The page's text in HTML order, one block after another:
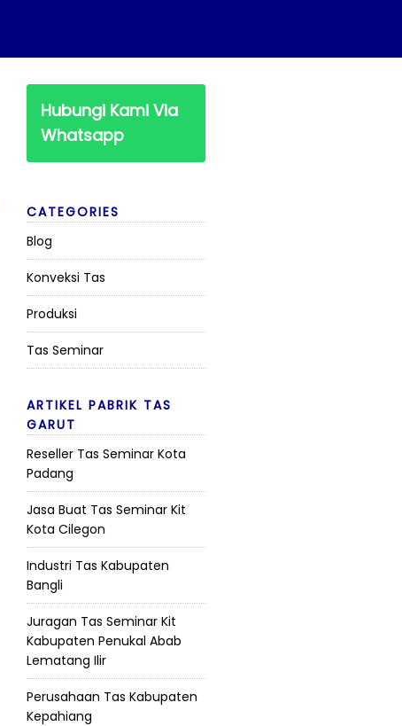
Hubungi Kami Via
Whatsapp
CATEGORIES
Blog
Konveksi Tas
Produksi
Tas Seminar
ARTIKEL PABRIK TAS
GARUT
Reseller Tas Seminar Kota
Padang
Jasa Buat Tas Seminar Kit
Kota Cilegon
Industri Tas Kabupaten
Bangli
Juragan Tas Seminar Kit
Kabupaten Penukal Abab
Lematang Ilir
Perusahaan Tas Kabupaten
Kepahiang